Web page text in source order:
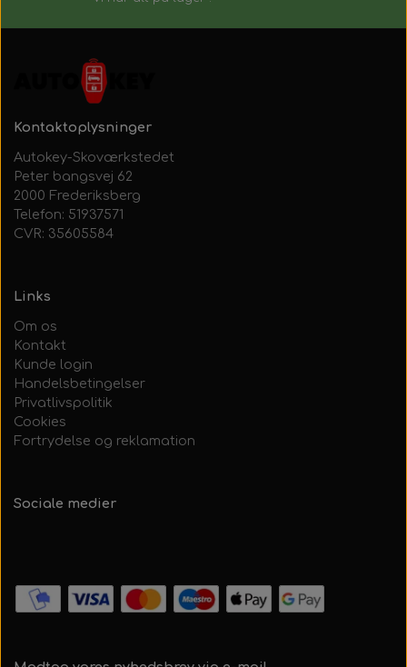
Kontaktoplysninger
Autokey-Skoværkstedet
Peter bangsvej 62
2000 Frederiksberg
Telefon: 51937571
CVR: 35605584
Links
Om os
Kontakt
Kunde login
Handelsbetingelser
Privatlivspolitik
Cookies
Fortrydelse og reklamation
Sociale medier